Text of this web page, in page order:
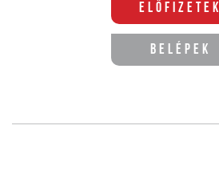
Előfizetek
Belépek